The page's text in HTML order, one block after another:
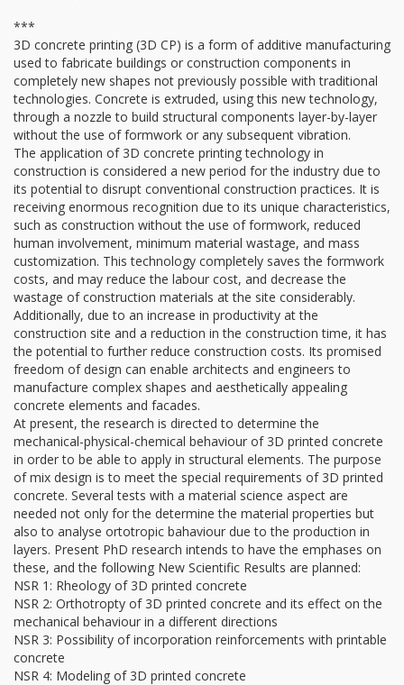
***
3D concrete printing (3D CP) is a form of additive manufacturing
used to fabricate buildings or construction components in
completely new shapes not previously possible with traditional
technologies. Concrete is extruded, using this new technology,
through a nozzle to build structural components layer-by-layer
without the use of formwork or any subsequent vibration.
The application of 3D concrete printing technology in
construction is considered a new period for the industry due to
its potential to disrupt conventional construction practices. It is
receiving enormous recognition due to its unique characteristics,
such as construction without the use of formwork, reduced
human involvement, minimum material wastage, and mass
customization. This technology completely saves the formwork
costs, and may reduce the labour cost, and decrease the
wastage of construction materials at the site considerably.
Additionally, due to an increase in productivity at the
construction site and a reduction in the construction time, it has
the potential to further reduce construction costs. Its promised
freedom of design can enable architects and engineers to
manufacture complex shapes and aesthetically appealing
concrete elements and facades.
At present, the research is directed to determine the
mechanical-physical-chemical behaviour of 3D printed concrete
in order to be able to apply in structural elements. The purpose
of mix design is to meet the special requirements of 3D printed
concrete. Several tests with a material science aspect are
needed not only for the determine the material properties but
also to analyse ortotropic bahaviour due to the production in
layers. Present PhD research intends to have the emphases on
these, and the following New Scientific Results are planned:
NSR 1: Rheology of 3D printed concrete
NSR 2: Orthotropty of 3D printed concrete and its effect on the
mechanical behaviour in a different directions
NSR 3: Possibility of incorporation reinforcements with printable
concrete
NSR 4: Modeling of 3D printed concrete